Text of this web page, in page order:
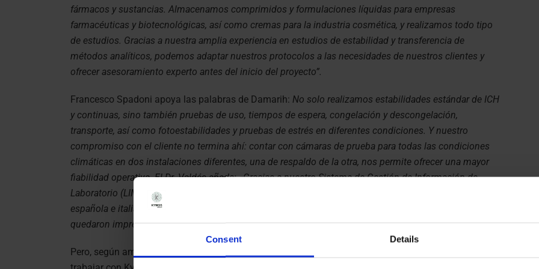
Consent Details
fármacos y sustancias. Almacenamos comprimidos y formulaciones líquidas para empresas
farmacéuticas y biotecnológicas, así como cremas para la industria cosmética, y realizamos todo tipo
de estudios. Gracias a nuestra amplia experiencia en estudios de estabilidad y transferencia de
métodos analíticos, podemos adaptar nuestros protocolos a las necesidades de nuestros clientes y
ofrecer asesoramiento experto antes del inicio del proyecto”.
Francesco Spadoni apoya las palabras de Damarih: No solo realizamos estabilidades estándar de ICH
y continuas, sino también pruebas de uso, tiempos de espera, congelación y descongelación,
transporte, así como fotoestabilidades y pruebas de estrés en diferentes condiciones. Y nuestro
compromiso con el cliente no termina ahí: contar con cámaras de prueba para todas las condiciones
climáticas en dos instalaciones diferentes, una de respaldo de la otra, nos permite ofrecer una mayor
fiabilidad operativa. El Dr. Valdés añade: «Gracias a nuestro Sistema de Gestión de Información de
Laboratorio (LIMS), se realiza un seguimiento de todas nuestras actividades y las instalaciones
española e italiana pueden colaborar a la perfección. Incluso las autoridades competentes en BPM
quedaron impresionadas por la eficacia de nuestro sistema LIMS».
Pero, según ambos directores, estas no son las únicas razones por las que a los clientes les gusta